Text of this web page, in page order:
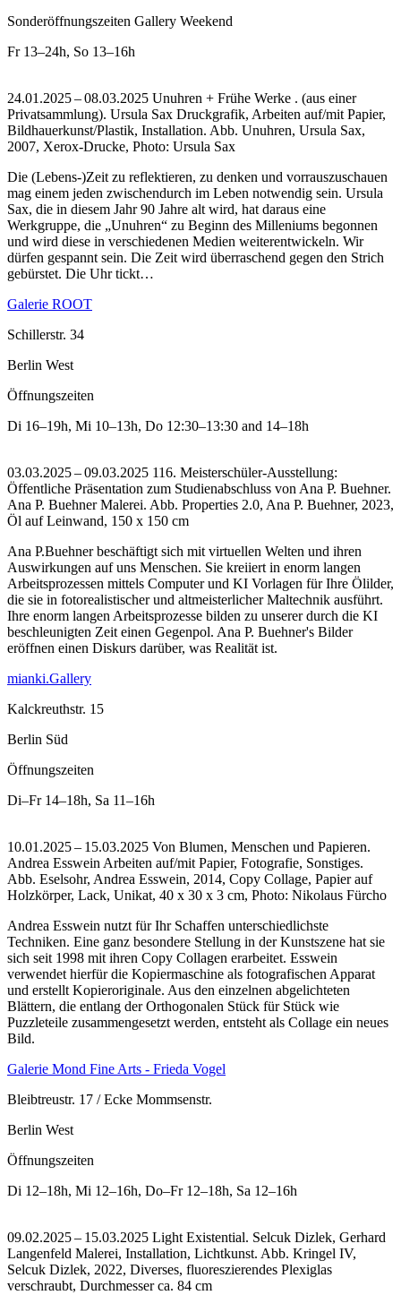
Sonderöffnungszeiten Gallery Weekend
Fr 13–24h, So 13–16h
24.01.2025 – 08.03.2025 Unuhren + Frühe Werke . (aus einer
Privatsammlung). Ursula Sax Druckgrafik, Arbeiten auf/mit Papier,
Bildhauerkunst/Plastik, Installation. Abb. Unuhren, Ursula Sax,
2007, Xerox-Drucke, Photo: Ursula Sax
Die (Lebens-)Zeit zu reflektieren, zu denken und vorrauszuschauen
mag einem jeden zwischendurch im Leben notwendig sein. Ursula
Sax, die in diesem Jahr 90 Jahre alt wird, hat daraus eine
Werkgruppe, die „Unuhren“ zu Beginn des Milleniums begonnen
und wird diese in verschiedenen Medien weiterentwickeln. Wir
dürfen gespannt sein. Die Zeit wird überraschend gegen den Strich
gebürstet. Die Uhr tickt…
Galerie ROOT
Schillerstr. 34
Berlin West
Öffnungszeiten
Di 16–19h, Mi 10–13h, Do 12:30–13:30 and 14–18h
03.03.2025 – 09.03.2025 116. Meisterschüler-Ausstellung:
Öffentliche Präsentation zum Studienabschluss von Ana P. Buehner.
Ana P. Buehner Malerei. Abb. Properties 2.0, Ana P. Buehner, 2023,
Öl auf Leinwand, 150 x 150 cm
Ana P.Buehner beschäftigt sich mit virtuellen Welten und ihren
Auswirkungen auf uns Menschen. Sie kreiiert in enorm langen
Arbeitsprozessen mittels Computer und KI Vorlagen für Ihre Ölilder,
die sie in fotorealistischer und altmeisterlicher Maltechnik ausführt.
Ihre enorm langen Arbeitsprozesse bilden zu unserer durch die KI
beschleunigten Zeit einen Gegenpol. Ana P. Buehner's Bilder
eröffnen einen Diskurs darüber, was Realität ist.
mianki.Gallery
Kalckreuthstr. 15
Berlin Süd
Öffnungszeiten
Di–Fr 14–18h, Sa 11–16h
10.01.2025 – 15.03.2025 Von Blumen, Menschen und Papieren.
Andrea Esswein Arbeiten auf/mit Papier, Fotografie, Sonstiges.
Abb. Eselsohr, Andrea Esswein, 2014, Copy Collage, Papier auf
Holzkörper, Lack, Unikat, 40 x 30 x 3 cm, Photo: Nikolaus Fürcho
Andrea Esswein nutzt für Ihr Schaffen unterschiedlichste
Techniken. Eine ganz besondere Stellung in der Kunstszene hat sie
sich seit 1998 mit ihren Copy Collagen erarbeitet. Esswein
verwendet hierfür die Kopiermaschine als fotografischen Apparat
und erstellt Kopieroriginale. Aus den einzelnen abgelichteten
Blättern, die entlang der Orthogonalen Stück für Stück wie
Puzzleteile zusammengesetzt werden, entsteht als Collage ein neues
Bild.
Galerie Mond Fine Arts - Frieda Vogel
Bleibtreustr. 17 / Ecke Mommsenstr.
Berlin West
Öffnungszeiten
Di 12–18h, Mi 12–16h, Do–Fr 12–18h, Sa 12–16h
09.02.2025 – 15.03.2025 Light Existential. Selcuk Dizlek, Gerhard
Langenfeld Malerei, Installation, Lichtkunst. Abb. Kringel IV,
Selcuk Dizlek, 2022, Diverses, fluoreszierendes Plexiglas
verschraubt, Durchmesser ca. 84 cm